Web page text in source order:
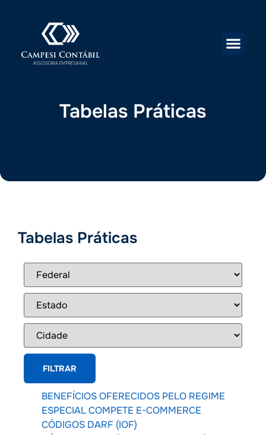
Tabelas Práticas
Tabelas Práticas
BENEFÍCIOS OFERECIDOS PELO REGIME
ESPECIAL COMPETE E-COMMERCE
CÓDIGOS DARF (IOF)